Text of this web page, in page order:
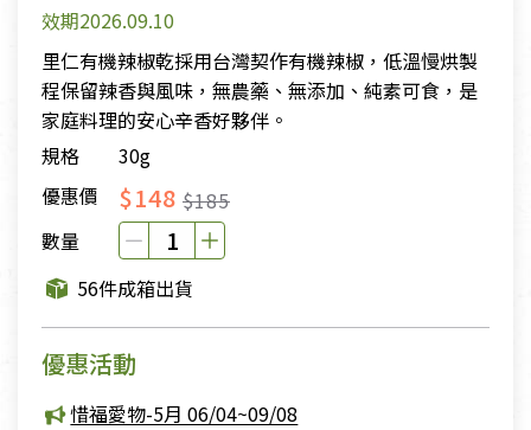
效期2026.09.10
里仁有機辣椒乾採用台灣契作有機辣椒，低溫慢烘製
程保留辣香與風味，無農藥、無添加、純素可食，是
家庭料理的安心辛香好夥伴。
規格
30g
優惠價
$148 $185
數量
56件成箱出貨
優惠活動
惜福愛物-5月 06/04~09/08